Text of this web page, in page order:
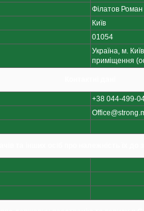
Філатов
Київ
01054
Україна, м.
приміщення
+38 044-499-